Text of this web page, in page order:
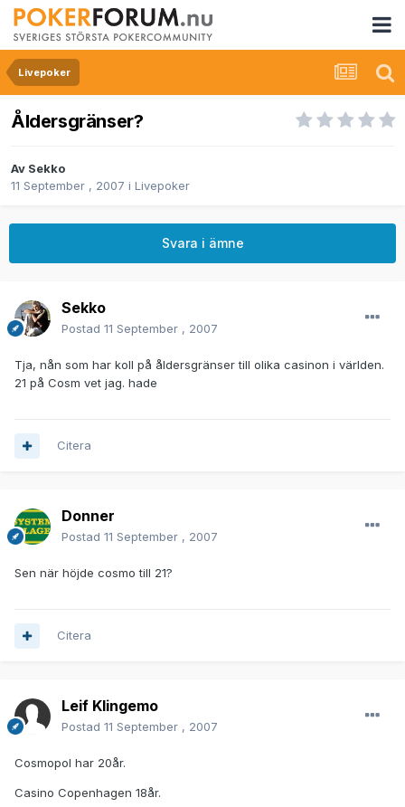
Livepoker
Åldersgränser?
Av Sekko
11 September , 2007 i Livepoker
Svara i ämne
Sekko
Postad 11 September , 2007
Tja, nån som har koll på åldersgränser till olika casinon i världen.
21 på Cosm vet jag. hade
Citera
Donner
Postad 11 September , 2007
Sen när höjde cosmo till 21?
Citera
Leif Klingemo
Postad 11 September , 2007
Cosmopol har 20år.
Casino Copenhagen 18år.